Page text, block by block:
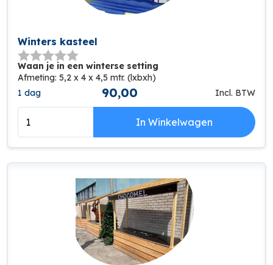
Winters kasteel
1 dag 90,00 Incl. BTW
Waan je in een winterse setting
Afmeting: 5,2 x 4 x 4,5 mtr. (lxbxh)
In Winkelwagen